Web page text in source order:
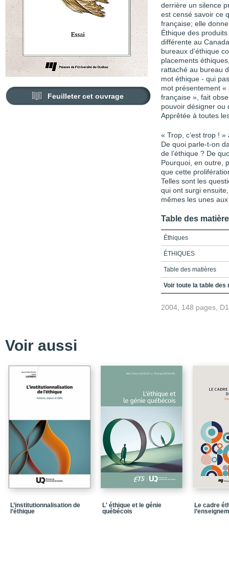
Feuilleter cet ouvrage
derrière un silence
est censé savoir ce
française; elle
Éthique des
différente au
bureaux d’éthique
placements
rattaché au bureau
mot éthique - qui
mot présentement
française », fait
pouvoir désigner ou
Apprêtée à toutes
« Trop, c’est trop !
De quoi parle-t-on
de l’éthique ? De
Pourquoi, en outre,
que cette
Telles sont les
qui ont surgi
mêmes les unes
Table des
Éthiques
ÉTHIQUES
Table des matières
Introduction_Des
Conclusion_Éthiques
Voir toute la table des
2004, 148 pages,
Voir aussi
L’institutionnalisation de
l’éthique
L' éthique et le génie
québécois
Le cadre